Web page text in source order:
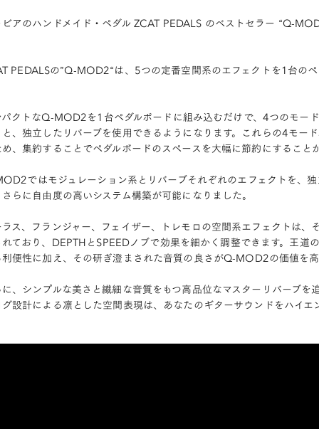
ビアのハンドメイド・ペダル ZCAT PEDALS のベストセラー “Q-
PEDALSの”Q-MOD2“は、5つの定番空間系のエフェクトを1台の
パクトなQ-MOD2を1台ペダルボードに組み込むだけで、4つのモー
と、独立したリバーブを使用できるようになります。これらの4モー
め、集約することでペダルボードのスペースを大幅に節約にすること
ではモジュレーション系とリバーブそれぞれのエフェクトを、
さらに自由度の高いシステム構築が可能になりました。
ラス、フランジャー、フェイザー、トレモロの空間系エフェクトは
れており、DEPTHとSPEEDノブで効果を細かく調整できます。王
利便性に加え、その研ぎ澄まされた音質の良さがQ-MOD2の価値を
に、シンプルな美さと繊細な音質をもつ高品位なマスターリバーブ
グ設計による凛とした空間表現は、あなたのギターサウンドをハイエ